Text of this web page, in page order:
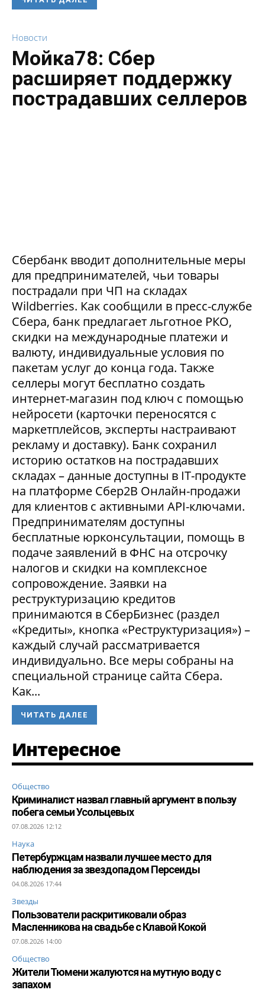
Новости
Мойка78: Сбер
расширяет поддержку
пострадавших селлеров
Сбербанк вводит дополнительные меры
для предпринимателей, чьи товары
пострадали при ЧП на складах
Wildberries. Как сообщили в пресс-службе
Сбера, банк предлагает льготное РКО,
скидки на международные платежи и
валюту, индивидуальные условия по
пакетам услуг до конца года. Также
селлеры могут бесплатно создать
интернет-магазин под ключ с помощью
нейросети (карточки переносятся с
маркетплейсов, эксперты настраивают
рекламу и доставку). Банк сохранил
историю остатков на пострадавших
складах – данные доступны в IT-продукте
на платформе Сбер2В Онлайн-продажи
для клиентов с активными API-ключами.
Предпринимателям доступны
бесплатные юрконсультации, помощь в
подаче заявлений в ФНС на отсрочку
налогов и скидки на комплексное
сопровождение. Заявки на
реструктуризацию кредитов
принимаются в СберБизнес (раздел
«Кредиты», кнопка «Реструктуризация») –
каждый случай рассматривается
индивидуально. Все меры собраны на
специальной странице сайта Сбера.
Как...
ЧИТАТЬ ДАЛЕЕ
Интересное
Общество
Криминалист назвал главный аргумент в пользу
побега семьи Усольцевых
07.08.2026 12:12
Наука
Петербуржцам назвали лучшее место для
наблюдения за звездопадом Персеиды
04.08.2026 17:44
Звезды
Пользователи раскритиковали образ
Масленникова на свадьбе с Клавой Кокой
07.08.2026 14:00
Общество
Жители Тюмени жалуются на мутную воду с
запахом